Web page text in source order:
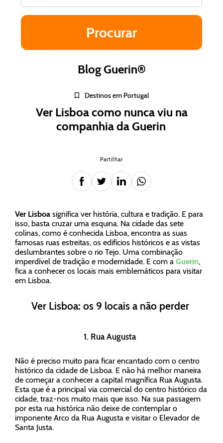
Blog Guerin®
Destinos em Portugal
Ver Lisboa como nunca viu na
companhia da Guerin
Partilhar
Ver Lisboa significa ver história, cultura e tradição. E para
isso, basta cruzar uma esquina. Na cidade das sete
colinas, como é conhecida Lisboa, encontra as suas
famosas ruas estreitas, os edifícios históricos e as vistas
deslumbrantes sobre o rio Tejo. Uma combinação
imperdível de tradição e modernidade. E com a Guerin,
fica a conhecer os locais mais emblemáticos para visitar
em Lisboa.
Ver Lisboa: os 9 locais a não perder
1. Rua Augusta
Não é preciso muito para ficar encantado com o centro
histórico da cidade de Lisboa. E não há melhor maneira
de começar a conhecer a capital magnífica Rua Augusta.
Esta que é a principal via comercial do centro histórico da
cidade, traz-nos muito mais que isso. Na sua passagem
por esta rua histórica não deixe de contemplar o
imponente Arco da Rua Augusta e visitar o Elevador de
Santa Justa.